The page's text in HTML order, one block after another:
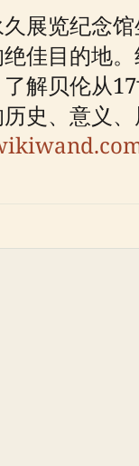
展览纪念
佳目的地
解贝伦从
史、意义